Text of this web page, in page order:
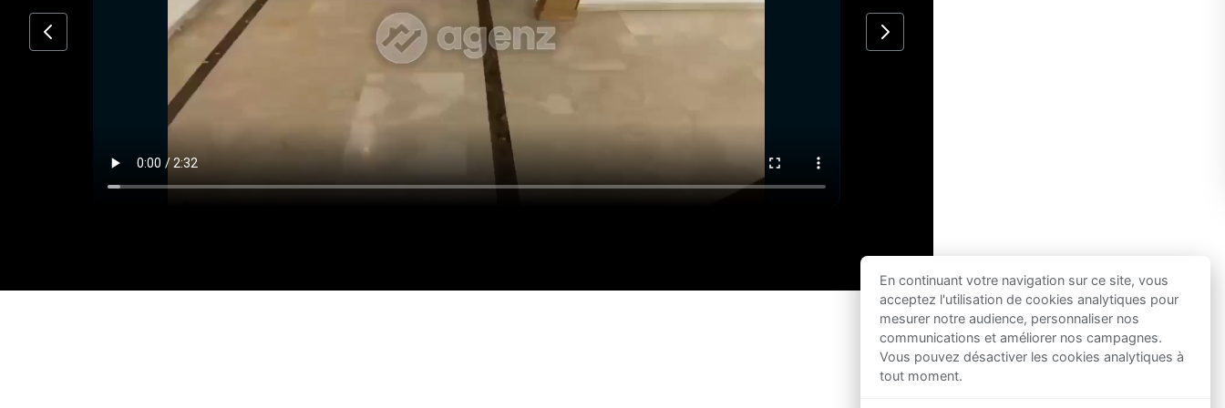
En continuant votre navigation sur ce site, vous
acceptez l'utilisation de cookies analytiques pour
mesurer notre audience, personnaliser nos
communications et améliorer nos campagnes.
Vous pouvez désactiver les cookies analytiques à
tout moment.